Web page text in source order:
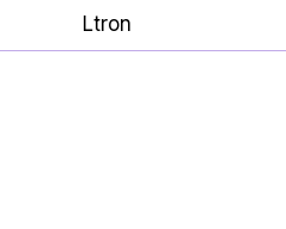
Ltron